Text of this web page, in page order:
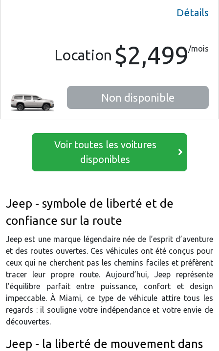
Détails
Location $2,499/mois
Non disponible
Voir toutes les voitures
disponibles
Jeep - symbole de liberté et de
confiance sur la route
Jeep est une marque légendaire née de l’esprit d’aventure
et des routes ouvertes. Ces véhicules ont été conçus pour
ceux qui ne cherchent pas les chemins faciles et préfèrent
tracer leur propre route. Aujourd’hui, Jeep représente
l’équilibre parfait entre puissance, confort et design
impeccable. À Miami, ce type de véhicule attire tous les
regards : il souligne votre indépendance et votre envie de
découvertes.
Jeep - la liberté de mouvement dans